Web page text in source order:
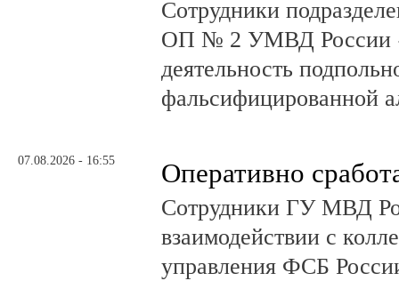
Сотрудники
ОП № 2 УМВД России
деятельность
фальсифицированной
07.08.2026 - 16:55 Оперативно
Сотрудники ГУ МВД
взаимодействии с
управления ФСБ